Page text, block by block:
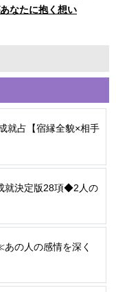
なたに抱く想い
就占【宿縁全貌×相手
就決定版28項◆2人の
の人の感情を深く